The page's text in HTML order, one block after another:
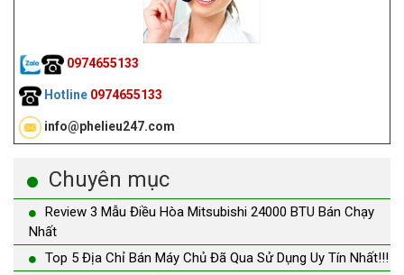
0974655133
Hotline 0974655133
info@phelieu247.com
Chuyên mục
Review 3 Mẫu Điều Hòa Mitsubishi 24000 BTU Bán Chạy
Nhất
Top 5 Địa Chỉ Bán Máy Chủ Đã Qua Sử Dụng Uy Tín Nhất!!!